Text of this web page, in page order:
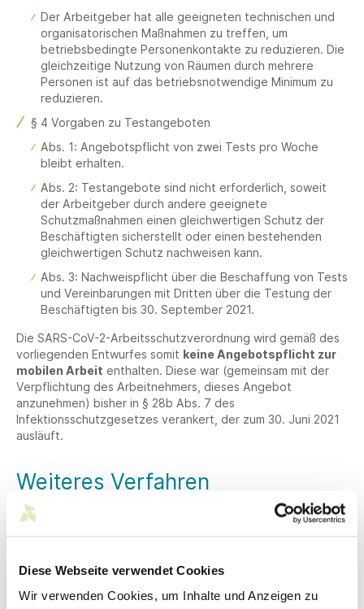
Diese Webseite verwendet Cookies
Wir verwenden Cookies, um Inhalte und Anzeigen zu
Der Arbeitgeber hat alle geeigneten technischen und
organisatorischen Maßnahmen zu treffen, um
betriebsbedingte Personenkontakte zu reduzieren. Die
gleichzeitige Nutzung von Räumen durch mehrere
Personen ist auf das betriebsnotwendige Minimum zu
reduzieren.
§ 4 Vorgaben zu Testangeboten
Abs. 1: Angebotspflicht von zwei Tests pro Woche
bleibt erhalten.
Abs. 2: Testangebote sind nicht erforderlich, soweit
der Arbeitgeber durch andere geeignete
Schutzmaßnahmen einen gleichwertigen Schutz der
Beschäftigten sicherstellt oder einen bestehenden
gleichwertigen Schutz nachweisen kann.
Abs. 3: Nachweispflicht über die Beschaffung von Tests
und Vereinbarungen mit Dritten über die Testung der
Beschäftigten bis 30. September 2021.
Die SARS-CoV-2-Arbeitsschutzverordnung wird gemäß des
vorliegenden Entwurfes somit keine Angebotspflicht zur
mobilen Arbeit enthalten. Diese war (gemeinsam mit der
Verpflichtung des Arbeitnehmers, dieses Angebot
anzunehmen) bisher in § 28b Abs. 7 des
Infektionsschutzgesetzes verankert, der zum 30. Juni 2021
ausläuft.
Weiteres Verfahren
Die SARS-CoV-2-Arbeitsschutzverordnung soll am 23. Juni
Kraft treten.